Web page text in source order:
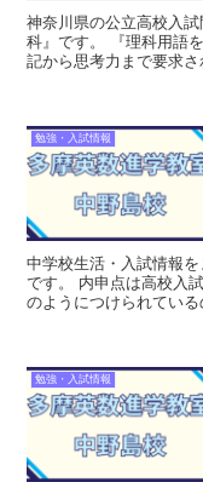
神奈川県の公立高校入
科』です。 『理科用語を覚える』，『原理を理解する』といった暗
記から思考力まで要求
勉強・入試情報
中学校生活・入試情報をまとめるシリ
です。 内申点は高校入試に関わる重要な数値です。 その内申点がど
のようにつけられているの
勉強・入試情報